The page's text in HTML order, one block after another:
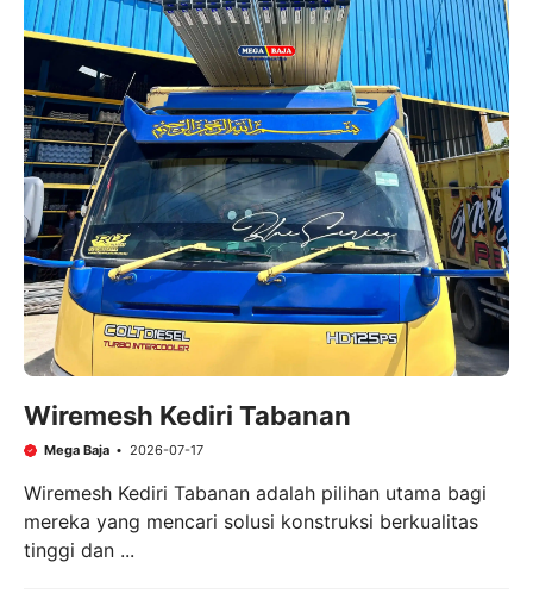
Wiremesh Kediri Tabanan
Mega Baja 2026-07-17
Wiremesh Kediri Tabanan adalah pilihan utama bagi
mereka yang mencari solusi konstruksi berkualitas
tinggi dan ...